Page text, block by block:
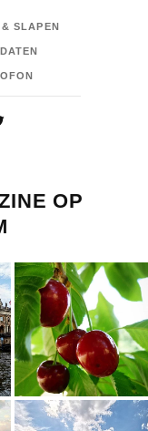
& SLAPEN
OP